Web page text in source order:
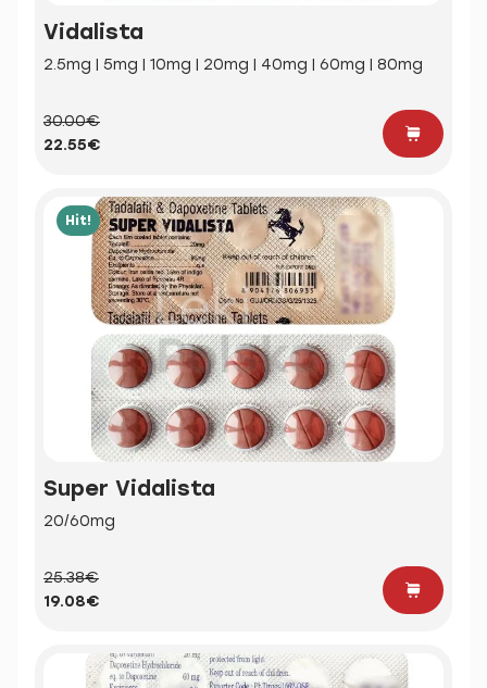
Vidalista
2.5mg | 5mg | 10mg | 20mg | 40mg | 60mg | 80mg
30.00€
22.55€
Hit!
Super Vidalista
20/60mg
25.38€
19.08€